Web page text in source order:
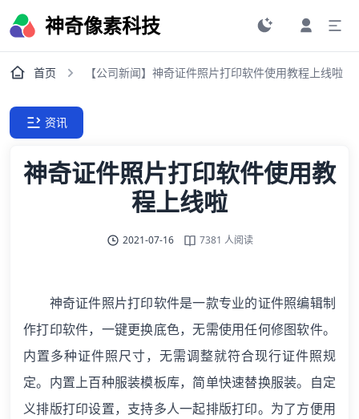
神奇像素科技
首页 【公司新闻】神奇证件照片打印软件使用教程上线啦
资讯
神奇证件照片打印软件使用教
程上线啦
2021-07-16 7381 人阅读
神奇证件照片打印软件是一款专业的证件照编辑制
作打印软件，一键更换底色，无需使用任何修图软件。
内置多种证件照尺寸，无需调整就符合现行证件照规
定。内置上百种服装模板库，简单快速替换服装。自定
义排版打印设置，支持多人一起排版打印。为了方便用